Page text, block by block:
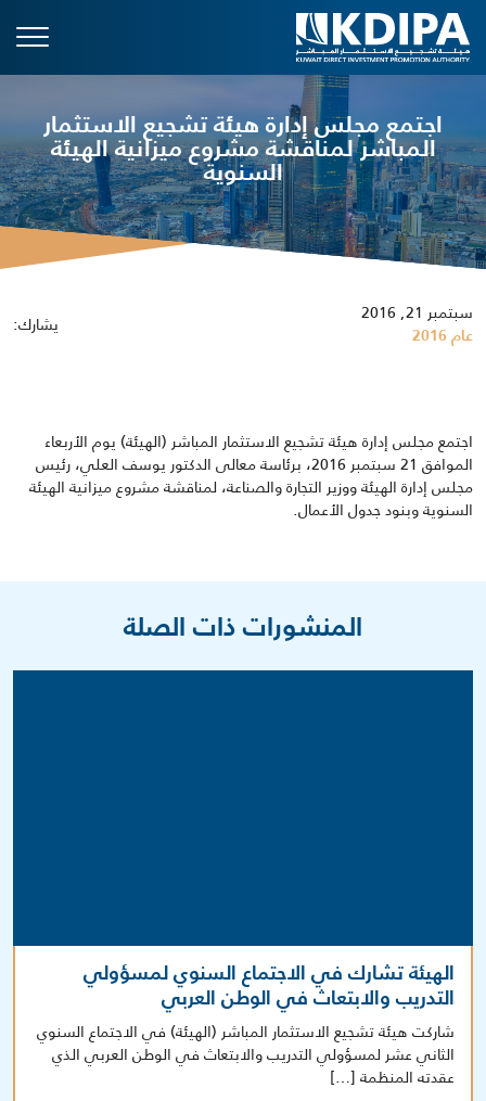
اجتمع مجلس إدارة هيئة تشجيع الاستثمار
المباشر لمناقشة مشروع ميزانية الهيئة
السنوية
سبتمبر 21, 2016
عام 2016 يشارك:
اجتمع مجلس إدارة هيئة تشجيع الاستثمار المباشر (الهيئة) يوم الأربعاء
الموافق 21 سبتمبر 2016، برئاسة معالى الدكتور يوسف العلي، رئيس
مجلس إدارة الهيئة ووزير التجارة والصناعة، لمناقشة مشروع ميزانية الهيئة
السنوية وبنود جدول الأعمال.
المنشورات ذات الصلة
الهيئة تشارك في الاجتماع السنوي لمسؤولي
التدريب والابتعاث في الوطن العربي
شاركت هيئة تشجيع الاستثمار المباشر (الهيئة) في الاجتماع السنوي
الثاني عشر لمسؤولي التدريب والابتعاث في الوطن العربي الذي
عقدته المنظمة […]